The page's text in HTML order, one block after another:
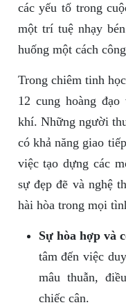
các yếu tố trong
một trí tuệ nhạy
huống một cách
Trong chiêm tinh
12 cung hoàng
khí. Những người
có khả năng giao
việc tạo dựng các
sự đẹp đẽ và nghệ
hài hòa trong mọi
Sự hòa hợp và
tâm đến việc
mâu thuẫn,
chiếc cân.